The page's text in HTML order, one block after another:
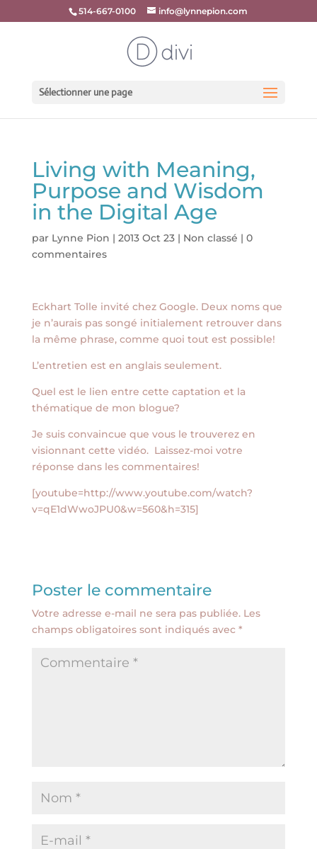
514-667-0100 info@lynnepion.com
Sélectionner une page
Living with Meaning,
Purpose and Wisdom
in the Digital Age
par Lynne Pion | 2013 Oct 23| Non classé | 0
commentaires
Eckhart Tolle invité chez Google. Deux noms que
je n’aurais pas songé initialement retrouver dans
la même phrase, comme quoi tout est possible!
L’entretien est en anglais seulement.
Quel est le lien entre cette captation et la
thématique de mon blogue?
Je suis convaincue que vous le trouverez en
visionnant cette vidéo. Laissez-moi votre
réponse dans les commentaires!
[youtube=http://www.youtube.com/watch?
v=qE1dWwoJPU0&w=560&h=315]
Poster le commentaire
Votre adresse e-mail ne sera pas publiée. Les
champs obligatoires sont indiqués avec *